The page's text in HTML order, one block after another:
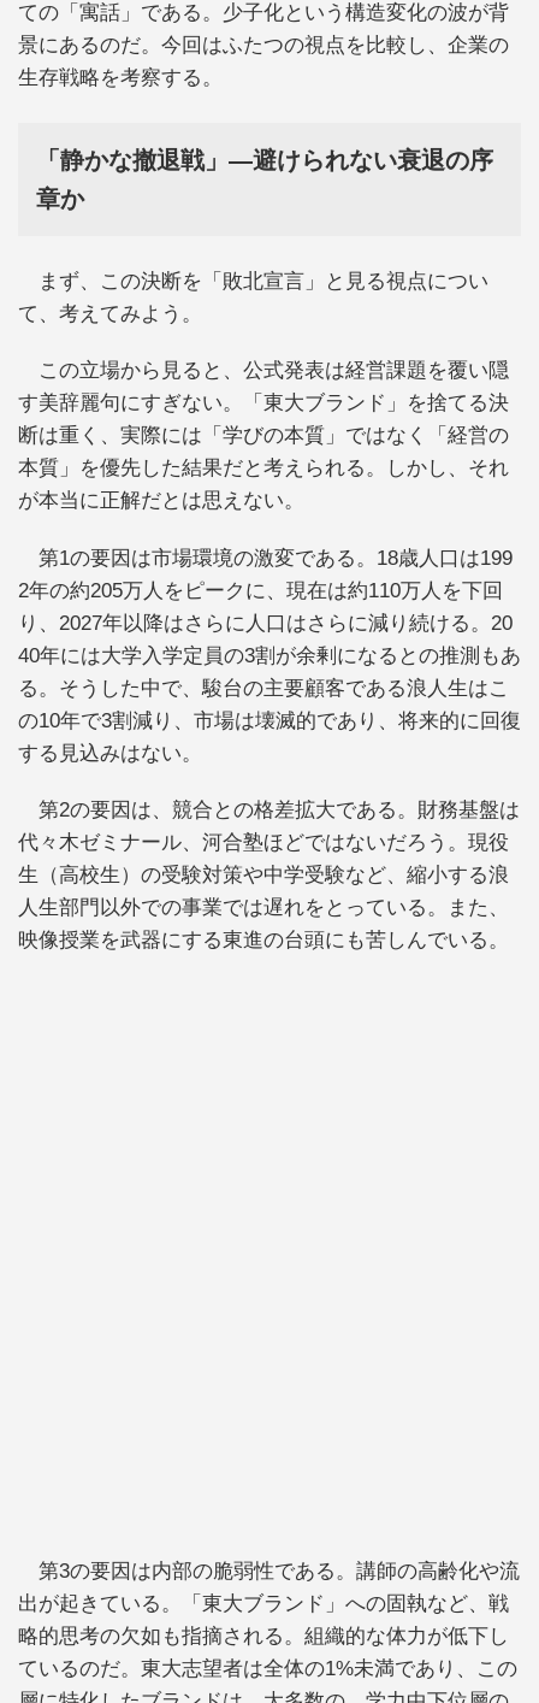
ての「寓話」である。少子化という構造変化の波が背
景にあるのだ。今回はふたつの視点を比較し、企業の
生存戦略を考察する。
「静かな撤退戦」―避けられない衰退の序
章か
まず、この決断を「敗北宣言」と見る視点につい
て、考えてみよう。
この立場から見ると、公式発表は経営課題を覆い隠
す美辞麗句にすぎない。「東大ブランド」を捨てる決
断は重く、実際には「学びの本質」ではなく「経営の
本質」を優先した結果だと考えられる。しかし、それ
が本当に正解だとは思えない。
第1の要因は市場環境の激変である。18歳人口は199
2年の約205万人をピークに、現在は約110万人を下回
り、2027年以降はさらに人口はさらに減り続ける。20
40年には大学入学定員の3割が余剰になるとの推測もあ
る。そうした中で、駿台の主要顧客である浪人生はこ
の10年で3割減り、市場は壊滅的であり、将来的に回復
する見込みはない。
第2の要因は、競合との格差拡大である。財務基盤は
代々木ゼミナール、河合塾ほどではないだろう。現役
生（高校生）の受験対策や中学受験など、縮小する浪
人生部門以外での事業では遅れをとっている。また、
映像授業を武器にする東進の台頭にも苦しんでいる。
第3の要因は内部の脆弱性である。講師の高齢化や流
出が起きている。「東大ブランド」への固執など、戦
略的思考の欠如も指摘される。組織的な体力が低下し
ているのだ。東大志望者は全体の1%未満であり、この